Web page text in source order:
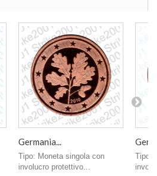
Germania...
Tipo: Moneta singola con
involucro protettivo...
Tipo: